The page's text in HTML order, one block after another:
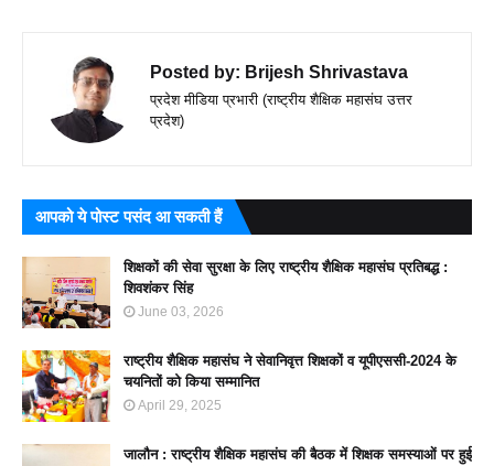
Posted by: Brijesh Shrivastava
प्रदेश मीडिया प्रभारी (राष्ट्रीय शैक्षिक महासंघ उत्तर
प्रदेश)
आपको ये पोस्ट पसंद आ सकती हैं
शिक्षकों की सेवा सुरक्षा के लिए राष्ट्रीय शैक्षिक महासंघ प्रतिबद्ध :
शिवशंकर सिंह
June 03, 2026
राष्ट्रीय शैक्षिक महासंघ ने सेवानिवृत्त शिक्षकों व यूपीएससी-2024 के
चयनितों को किया सम्मानित
April 29, 2025
जालौन : राष्ट्रीय शैक्षिक महासंघ की बैठक में शिक्षक समस्याओं पर हुई